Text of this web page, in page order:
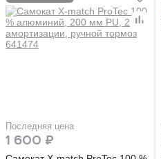
Последняя цена
1 600 ₽